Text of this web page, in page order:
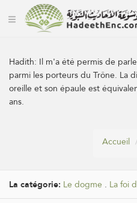
Hadith: Il m'a été permis de
parmi les porteurs du Trône. La
oreille et son épaule est
ans.
Accueil
La catégorie: Le dogme . La foi